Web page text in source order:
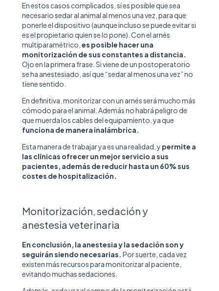
En estos casos complicados, sí es posible que sea
necesario sedar al animal al menos una vez, para que
ponerle el dispositivo (aunque incluso se puede evitar si
es el propietario quien se lo pone). Con el arnés
multiparamétrico, es posible hacer una
monitorización de sus constantes a distancia.
Ojo en la primera frase. Si viene de un postoperatorio
se ha anestesiado, así que “sedar al menos una vez” no
tiene sentido.
En definitiva, monitorizar con un arnés será mucho más
cómodo para el animal. Además no habrá peligro de
que muerda los cables del equipamiento, ya que
funciona de manera inalámbrica.
Esta manera de trabajar ya es una realidad, y permite a
las clínicas ofrecer un mejor servicio a sus
pacientes, además de reducir hasta un 60% sus
costes de hospitalización.
Monitorización, sedación y
anestesia veterinaria
En conclusión, la anestesia y la sedación son y
seguirán siendo necesarias. Por suerte, cada vez
existen más recursos para monitorizar al paciente,
evitando muchas sedaciones.